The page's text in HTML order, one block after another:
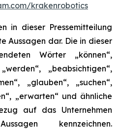
krakenrobotics
in dieser Pressemitteilung
Aussagen dar. Die in dieser
Wörter „können“,
„beabsichtigen“,
„glauben“, „suchen“,
„erwarten“ und ähnliche
auf das Unternehmen
kennzeichnen.